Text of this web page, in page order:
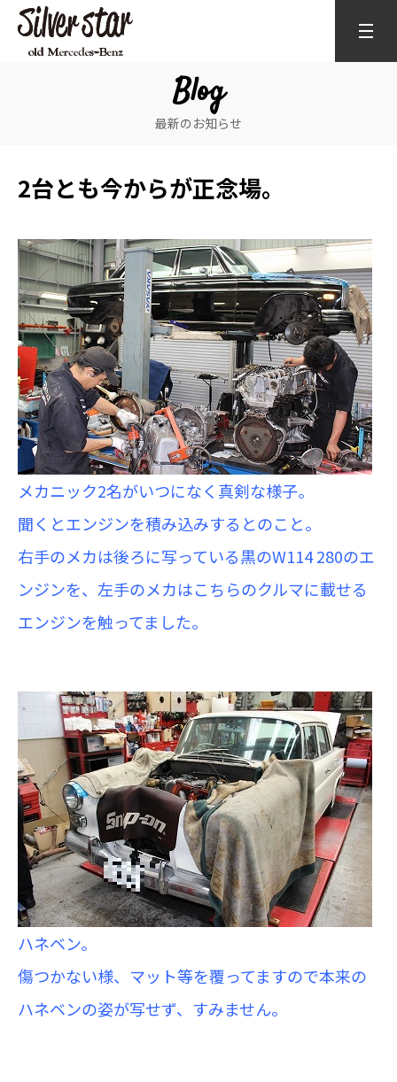
Blog
最新のお知らせ
2台とも今からが正念場。
メカニック2名がいつになく真剣な様子。
聞くとエンジンを積み込みするとのこと。
右手のメカは後ろに写っている黒のW114 280のエ
ンジンを、左手のメカはこちらのクルマに載せる
エンジンを触ってました。
ハネベン。
傷つかない様、マット等を覆ってますので本来の
ハネベンの姿が写せず、すみません。